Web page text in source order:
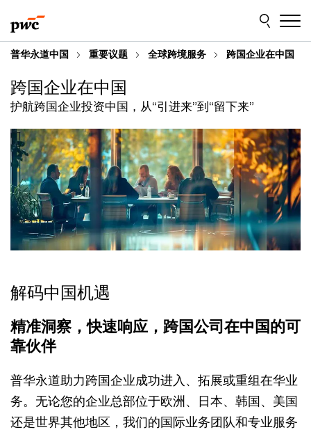
to
content
to
footer
普华永道中国 重要议题 全球跨境服务 跨国企业在中国
护航跨国企业投资中国，从“引进来”到“留下来”
跨国企业在中国
解码中国机遇
精准洞察，快速响应，跨国公司在中国的可
靠伙伴
普华永道助力跨国企业成功进入、拓展或重组在华业
务。无论您的企业总部位于欧洲、日本、韩国、美国
还是世界其他地区，我们的国际业务团队和专业服务